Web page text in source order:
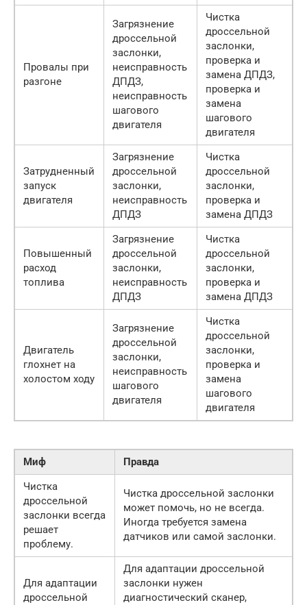
Провалы при
разгоне
Загрязнение
дроссельной
заслонки,
неисправность
ДПДЗ,
неисправность
шагового
двигателя
Чистка
дроссельной
заслонки,
проверка и
замена ДПДЗ,
проверка и
замена
шагового
двигателя
Затрудненный
запуск
двигателя
Загрязнение
дроссельной
заслонки,
неисправность
ДПДЗ
Чистка
дроссельной
заслонки,
проверка и
замена ДПДЗ
Повышенный
расход
топлива
Загрязнение
дроссельной
заслонки,
неисправность
ДПДЗ
Чистка
дроссельной
заслонки,
проверка и
замена ДПДЗ
Двигатель
глохнет на
холостом ходу
Загрязнение
дроссельной
заслонки,
неисправность
шагового
двигателя
Чистка
дроссельной
заслонки,
проверка и
замена
шагового
двигателя
Миф
Правда
Чистка
дроссельной
заслонки всегда
решает
проблему.
Чистка дроссельной заслонки
может помочь, но не всегда.
Иногда требуется замена
датчиков или самой заслонки.
Для адаптации
дроссельной
Для адаптации дроссельной
заслонки нужен
диагностический сканер,